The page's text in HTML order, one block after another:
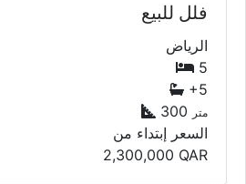
فلل للبيع
الرياض
5
+5
300 متر
السعر إبتداء من
2,300,000 QAR